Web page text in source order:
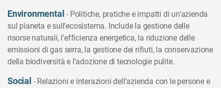
Environmental - Politiche, pratiche e impatti di un'azienda
sul pianeta e sull'ecosistema. Include la gestione delle
risorse naturali, l'efficienza energetica, la riduzione delle
emissioni di gas serra, la gestione dei rifiuti, la conservazione
della biodiversità e l'adozione di tecnologie pulite.
Social - Relazioni e interazioni dell'azienda con le persone e